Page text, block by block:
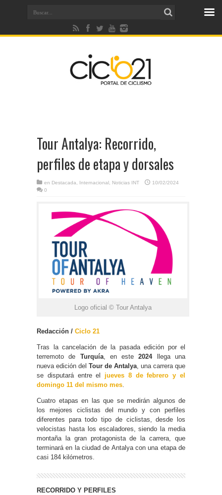
Tour Antalya: Recorrido,
perfiles de etapa y dorsales
en Destacada Internacional Noticias INT
10/02/2024
0
Logo oficial © Tour Antalya
Redacción / Ciclo 21
Tras la cancelación de la pasada edición por el
terremoto de Turquía, en este2024llega una
nueva edición del Tour de Antalya, una carrera que
se disputará entre el
jueves 8 de febrero y el
domingo 11 del mismo mes.
Cuatro etapas en las que se medirán algunos de
los mejores ciclistas del mundo y con perfiles
diferentes para todo tipo de ciclistas, desde los
velocistas hasta los escaladores, siendo la media
montaña la gran protagonista de la carrera, que
terminará en la ciudad de Antalya con una etapa de
casi 184 kilómetros.
RECORRIDO Y PERFILES